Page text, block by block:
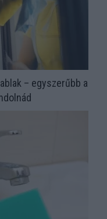
– egyszerűbb a